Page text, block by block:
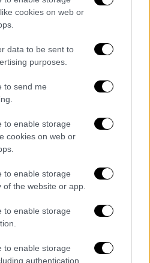
cookies on web or
data to be sent to
purposes.
to send me
to enable storage
cookies on web or
to enable storage
the website or app.
to enable storage
to enable storage
authentication
ούτε τα
κριτήρια.
επίδομα 10 μήνες πριν
αίτηση. Αίτηση άλλου
και τα δικαιολογητικά
διαμονή στη χώρα
και πάλι στο
ώστε να γίνουν οι
ακολουθηθεί η
επιστροφής